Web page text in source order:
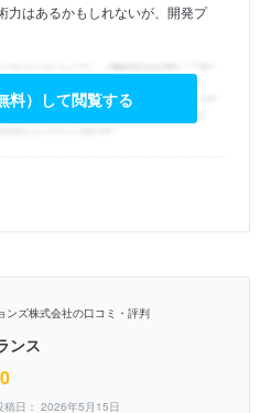
力はあるかもしれないが、開発プ
料）して閲覧する
ンズ株式会社の口コミ・評判
ンス
日： 2026年5月15日